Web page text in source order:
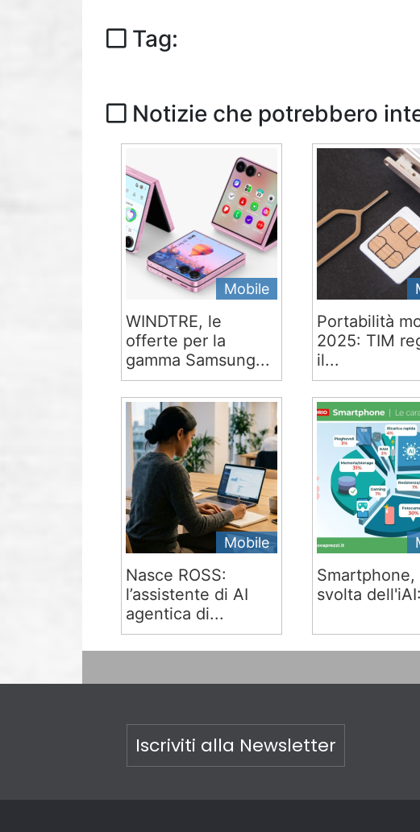
Tag:
Notizie che potrebbero
Mobile
WINDTRE, le
offerte per la
gamma Samsung...
Portabilità
2025: TIM
il...
Mobile
Nasce ROSS:
l’assistente di AI
agentica di...
Smartphone,
svolta
Iscriviti alla Newsletter